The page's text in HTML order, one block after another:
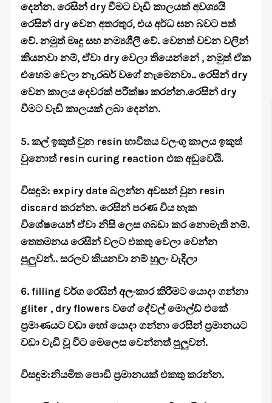
දෙන්න. රෙසින් dry වීමට වැඩි කාලයක් අවශ්‍යයි
රෙසින් dry වෙන අතරතුර, එය අර්ධ ඝන බවට පත්
වේ. නමුත් මෘදු සහ නම්‍යශීලී වේ. වෙනත් වචන වලින්
කියනවා නම්, ඒවා dry වෙලා තියෙන්නේ , නමුත් ඒක
එහෙම වෙලා නෑ,රබර් වගේ නැමෙනවා.. රෙසින් dry
වෙන කාලය දෙවරක් පරීක්ෂා කරන්න.රෙසින් dry
වීමට වැඩි කාලයක් ලබා දෙන්න.
5. කල් ඉකුත් වුන resin භාවිතය වලංගු කාලය ඉකුත්
වුනොත් resin curing reaction එක අඩුවෙයි.
විසඳුම: expiry date බලන්න අවසන් වුන resin
discard කරන්න. රෙසින් පරණ විය හැක
විශේෂයෙන් ඒවා නිසි ලෙස ගබඩා කර නොමැති නම්.
තෙතමනය රෙසින් වලට එකතු වෙලා වෙන්න
පුලුවන්.. සරලව කියනවා නම් හුල‍‍ං වැදිලා
6. filling වර්ග රෙසින් අලංකාර කිරීමට යොදා ගන්නා
gliter , dry flowers වගේ දේවල් මොල්ඩ් එකේ
ප්‍රමාණයට වඩා හෝ යොදා ගන්නා රෙසින් ප්‍රමානයට
වඩා වැඩි වූ විට මෙලෙස වෙන්නත් පුලුවන්.
විසඳුම:නියමිත පොඩි ප්‍රමානයක් එකතු කරන්න.